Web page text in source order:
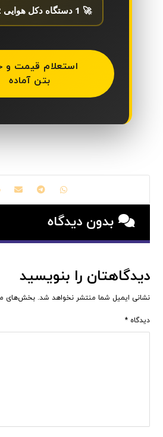
🚀 1 دستگاه دکل هوایی 42 متری
استعلام قیمت و
بتن آماده
بدون دیدگاه
دیدگاهتان را بنویسید
نشانی ایمیل شما منتشر نخواهد شد. بخش‌های
دیدگاه*